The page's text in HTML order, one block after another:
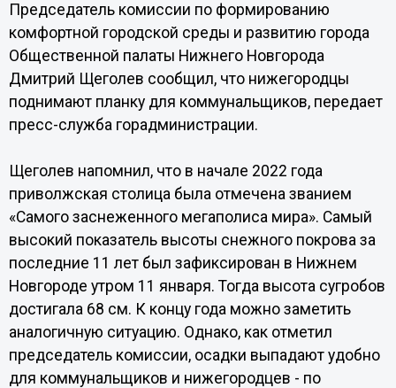
Председатель комиссии по формированию
комфортной городской среды и развитию города
Общественной палаты Нижнего Новгорода
Дмитрий Щеголев сообщил, что нижегородцы
поднимают планку для коммунальщиков, передает
пресс-служба горадминистрации.
Щеголев напомнил, что в начале 2022 года
приволжская столица была отмечена званием
«Самого заснеженного мегаполиса мира». Самый
высокий показатель высоты снежного покрова за
последние 11 лет был зафиксирован в Нижнем
Новгороде утром 11 января. Тогда высота сугробов
достигала 68 см. К концу года можно заметить
аналогичную ситуацию. Однако, как отметил
председатель комиссии, осадки выпадают удобно
для коммунальщиков и нижегородцев - по